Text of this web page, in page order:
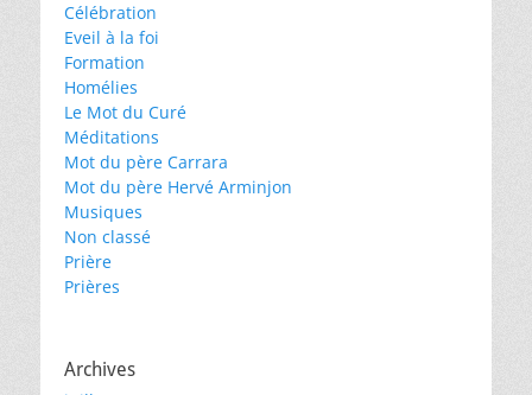
Célébration
Eveil à la foi
Formation
Homélies
Le Mot du Curé
Méditations
Mot du père Carrara
Mot du père Hervé Arminjon
Musiques
Non classé
Prière
Prières
Archives